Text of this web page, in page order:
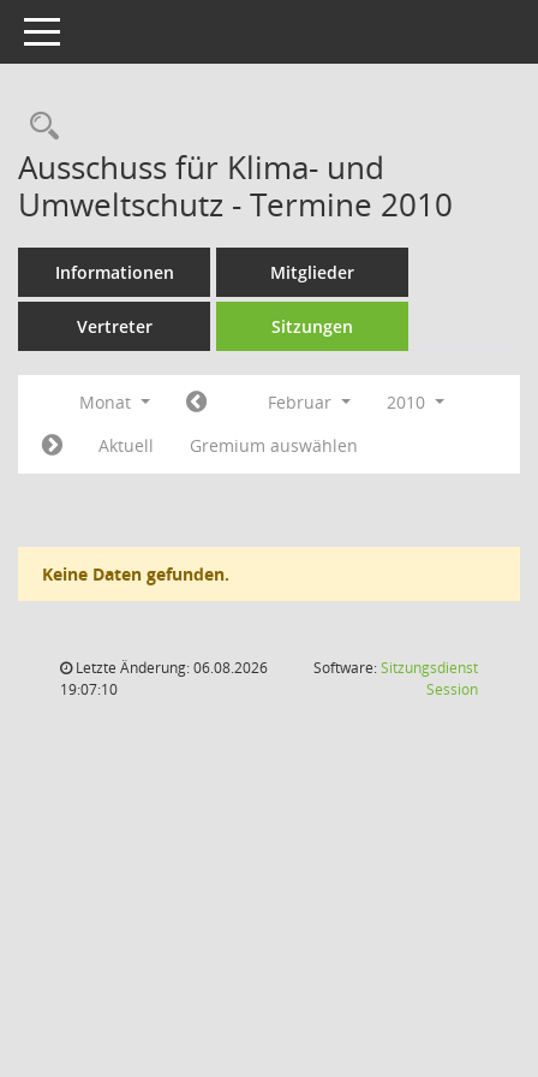
Toggle navigation
Rechercheauswahl
Ausschuss für Klima- und
Umweltschutz - Termine 2010
Informationen Mitglieder
Vertreter Sitzungen
Monat Februar
2010
Aktuell
Gremium auswählen
Keine Daten gefunden.
Letzte Änderung: 06.08.2026
19:07:10
Software:Sitzungsdienst
Session(Wird in